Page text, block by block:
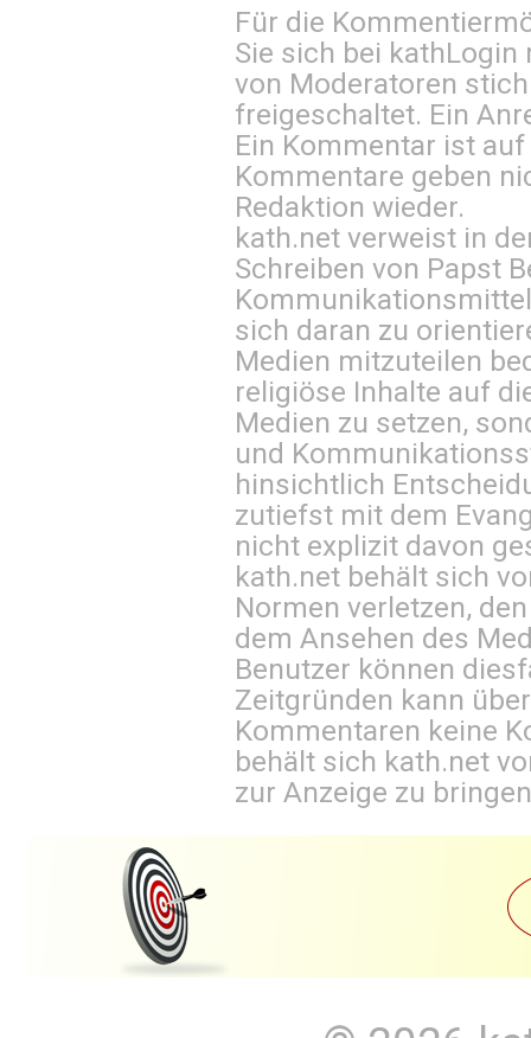
Für die
Sie sich bei kathLogin
von Moderatoren
freigeschaltet. Ein
Ein Kommentar ist
Kommentare geben
Redaktion wieder.
kath.net verweist in
Schreiben von Papst
sich daran zu
Medien mitzuteilen
religiöse Inhalte auf
Medien zu setzen,
und
hinsichtlich
zutiefst mit dem
nicht explizit davon
kath.net behält sich
Normen verletzen,
dem Ansehen des
Benutzer können
Zeitgründen kann
Kommentaren keine
behält sich kath.net
zur Anzeige zu